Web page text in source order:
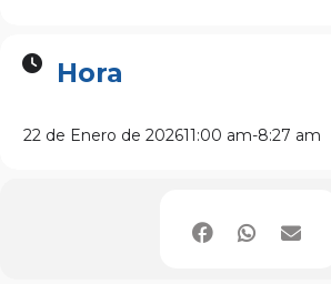
Hora
22 de Enero de 202611:00 am-8:27 am